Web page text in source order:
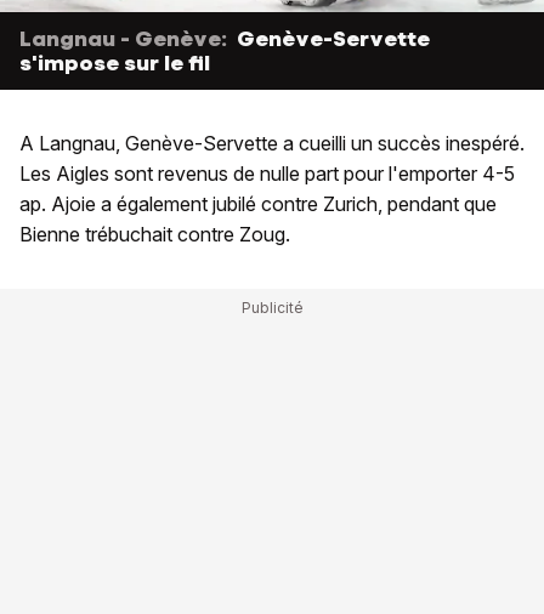
Langnau - Genève: Genève-Servette
s'impose sur le fil
A Langnau, Genève-Servette a cueilli un succès inespéré.
Les Aigles sont revenus de nulle part pour l'emporter 4-5
ap. Ajoie a également jubilé contre Zurich, pendant que
Bienne trébuchait contre Zoug.